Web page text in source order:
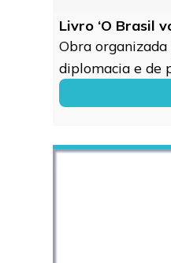
Livro ‘O Brasil
Obra
diplomacia e de